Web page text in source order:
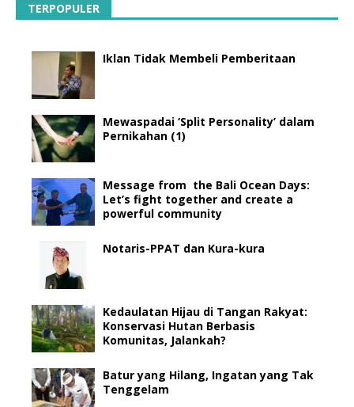
TERPOPULER
Iklan Tidak Membeli Pemberitaan
Mewaspadai ‘Split Personality’ dalam
Pernikahan (1)
Message from the Bali Ocean Days:
Let’s fight together and create a
powerful community
Notaris-PPAT dan Kura-kura
Kedaulatan Hijau di Tangan Rakyat:
Konservasi Hutan Berbasis
Komunitas, Jalankah?
Batur yang Hilang, Ingatan yang Tak
Tenggelam